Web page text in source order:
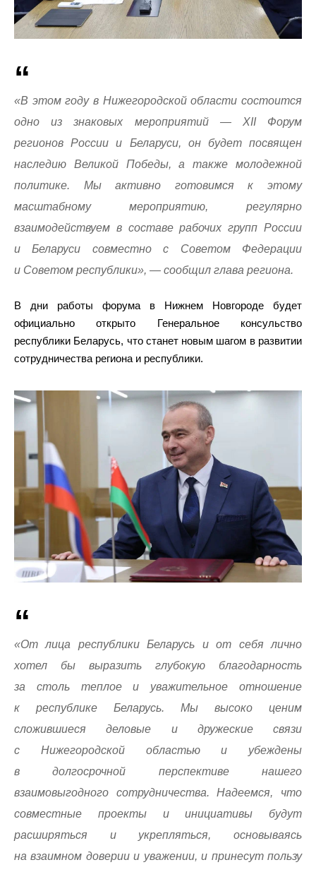
«В этом году в Нижегородской области состоится
одно из знаковых мероприятий — XII Форум
регионов России и Беларуси, он будет посвящен
наследию Великой Победы, а также молодежной
политике. Мы активно готовимся к этому
масштабному мероприятию, регулярно
взаимодействуем в составе рабочих групп России
и Беларуси совместно с Советом Федерации
и Советом республики», — сообщил глава региона.
В дни работы форума в Нижнем Новгороде будет
официально открыто Генеральное консульство
республики Беларусь, что станет новым шагом в развитии
сотрудничества региона и республики.
«От лица республики Беларусь и от себя лично
хотел бы выразить глубокую благодарность
за столь теплое и уважительное отношение
к республике Беларусь. Мы высоко ценим
сложившиеся деловые и дружеские связи
с Нижегородской областью и убеждены
в долгосрочной перспективе нашего
взаимовыгодного сотрудничества. Надеемся, что
совместные проекты и инициативы будут
расширяться и укрепляться, основываясь
на взаимном доверии и уважении, и принесут пользу